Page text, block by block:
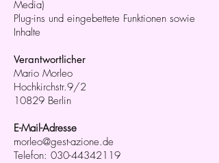
Media)
Plug-ins und eingebettete Funktionen sowie
Inhalte
Verantwortlicher
Mario Morleo
Hochkirchstr.9/2
10829 Berlin
E-Mail-Adresse
morleo@gest-azione.de
Telefon: 030-44342119